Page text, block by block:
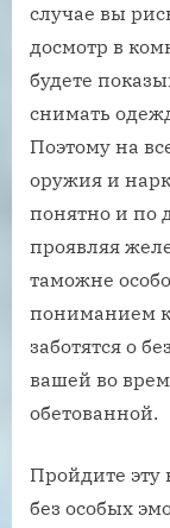
случае вы
досмотр в
будете
снимать
Поэтому на
оружия и
понятно и по
проявляя
таможне
пониманием
заботятся о
вашей во
обетованной.
Пройдите эту
без особых